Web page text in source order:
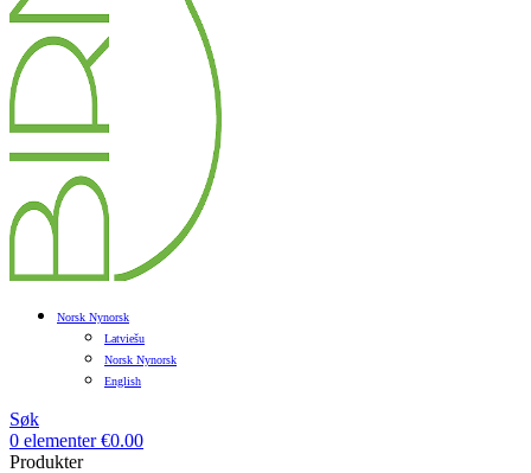
Norsk Nynorsk
Latviešu
Norsk Nynorsk
English
Søk
0 elementer €0.00
Produkter